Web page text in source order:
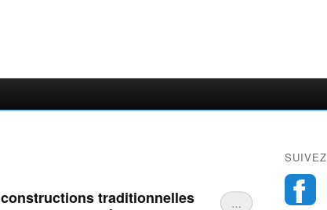
…
traditionnelles